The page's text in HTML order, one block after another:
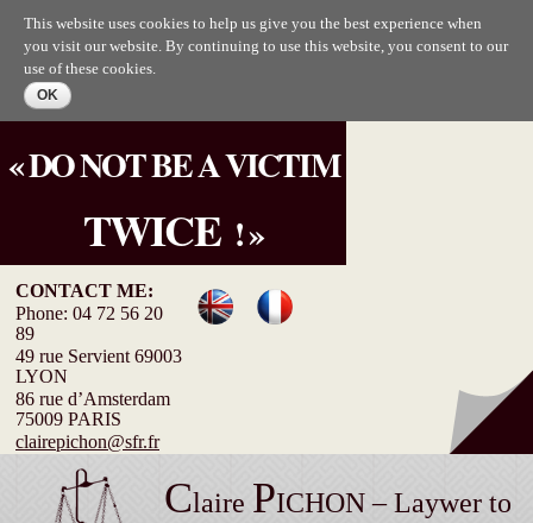
This website uses cookies to help us give you the best experience when
you visit our website. By continuing to use this website, you consent to our
use of these cookies.
« DO NOT BE A VICTIM
TWICE! »
CONTACT ME:
Phone: 04 72 56 20
89
49 rue Servient 69003
LYON
86 rue d’Amsterdam
75009 PARIS
clairepichon@sfr.fr
Claire PICHON – Laywer to